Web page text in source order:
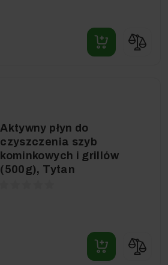
Aktywny płyn do
czyszczenia szyb
kominkowych i grillów
(500g), Tytan